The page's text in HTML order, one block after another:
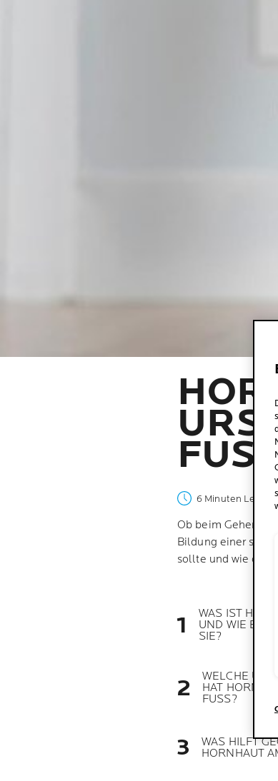
6 Minuten
Ob beim Gehen,
Bildung einer
sollte und wie du
WAS IST
UND WIE
SIE?
WELCHE
HAT
FUSS?
WAS HILFT
HORNHAUT